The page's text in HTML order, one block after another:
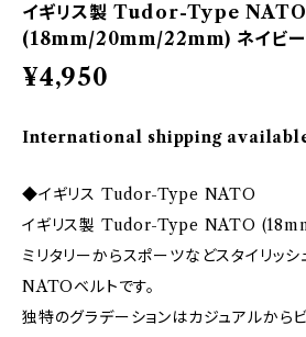
イギリス製 Tudor-Type NATO
(18mm/20mm/22mm) ネイビー
¥4,950
International shipping
◆イギリス Tudor-Type NATO
イギリス製 Tudor-Type NATO
ミリタリーからスポーツなどスタイリッ
NATOベルトです。
独特のグラデーションはカジュアルから